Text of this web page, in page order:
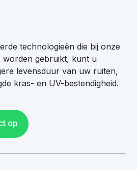
technologieën die bij onze
worden gebruikt, kunt u
levensduur van uw ruiten,
kras- en UV-bestendigheid.
op